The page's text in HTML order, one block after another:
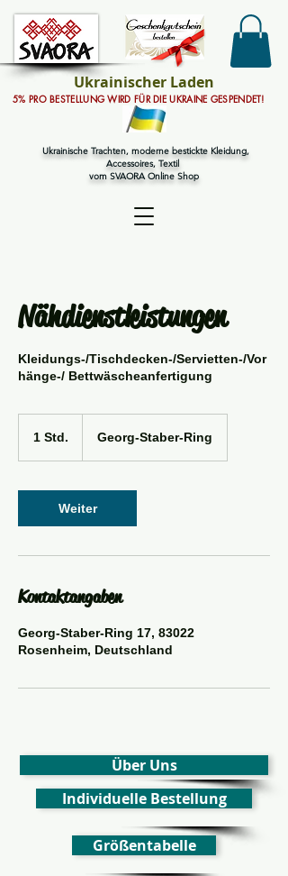
Ukrainische Trachten, moderne bestickte Kleidung,
Accessoires, Textil
vom SVAORA Online Shop
5% PRO BESTELLUNG WIRD FÜR DIE UKRAINE GESPENDET!
Ukrainischer Laden
Nähdienstleistungen
Kleidungs-/Tischdecken-/Servietten-/Vor
hänge-/ Bettwäscheanfertigung
1 Std.
d
Georg-Staber-Ring
Weiter
Kontaktangaben
Georg-Staber-Ring 17, 83022
Rosenheim, Deutschland
Über Uns
Individuelle Bestellung
Größentabelle